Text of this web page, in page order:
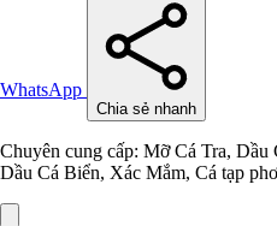
WhatsApp
Chia sẻ nhanh
Chuyên cung cấp: Mỡ Cá Tra,
Dầu Cá Biển, Xác Mắm, Cá tạp